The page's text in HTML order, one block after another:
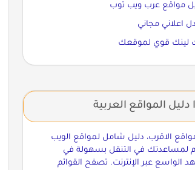
مواقع عرب ويب توب
اعلاني مجاني
لينك قوي لموقعك
دليل المواقع العربية
الاقرب، دليل شامل لمواقع الويب
في التنقل بسهولة في
الواسع عبر الإنترنت. تصفح القوائم